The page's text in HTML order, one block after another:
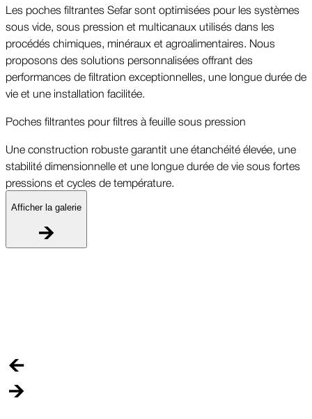
Les poches filtrantes Sefar sont optimisées pour les systèmes
sous vide, sous pression et multicanaux utilisés dans les
procédés chimiques, minéraux et agroalimentaires. Nous
proposons des solutions personnalisées offrant des
performances de filtration exceptionnelles, une longue durée de
vie et une installation facilitée.
Poches filtrantes pour filtres à feuille sous pression
Une construction robuste garantit une étanchéité élevée, une
stabilité dimensionnelle et une longue durée de vie sous fortes
pressions et cycles de température.
Afficher la galerie